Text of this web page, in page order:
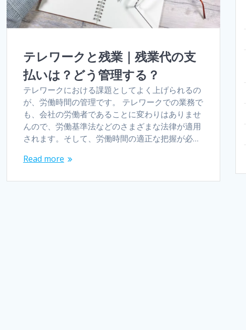
テレワークと残業｜残業代の支
払いは？どう管理する？
テレワークにおける課題としてよく上げられるの
が、労働時間の管理です。 テレワークでの業務で
も、会社の労働者であることに変わりはありませ
んので、労働基準法などのさまざまな法律が適用
されます。そして、労働時間の適正な把握が必…
Read more